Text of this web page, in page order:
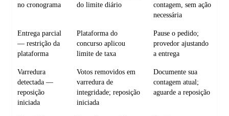
no cronograma
do limite diário
contagem, sem ação
necessária
Entrega parcial
— restrição da
plataforma
Plataforma do
concurso aplicou
limite de taxa
Pause o pedido;
provedor ajustando
a entrega
Varredura
detectada —
reposição
iniciada
Votos removidos em
varredura de
integridade; reposição
iniciada
Documente sua
contagem atual;
aguarde a reposição